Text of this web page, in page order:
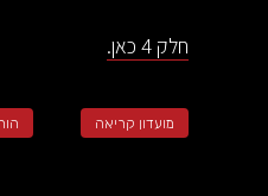
חלק 4 כאן.
מועדון קריאה